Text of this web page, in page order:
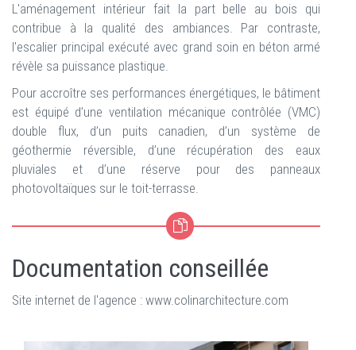
L'aménagement intérieur fait la part belle au bois qui
contribue à la qualité des ambiances. Par contraste,
l'escalier principal exécuté avec grand soin en béton armé
révèle sa puissance plastique.
Pour accroître ses performances énergétiques, le bâtiment
est équipé d’une ventilation mécanique contrôlée (VMC)
double flux, d’un puits canadien, d’un système de
géothermie réversible, d’une récupération des eaux
pluviales et d’une réserve pour des panneaux
photovoltaïques sur le toit-terrasse.
Documentation conseillée
Site internet de l'agence : www.colinarchitecture.com